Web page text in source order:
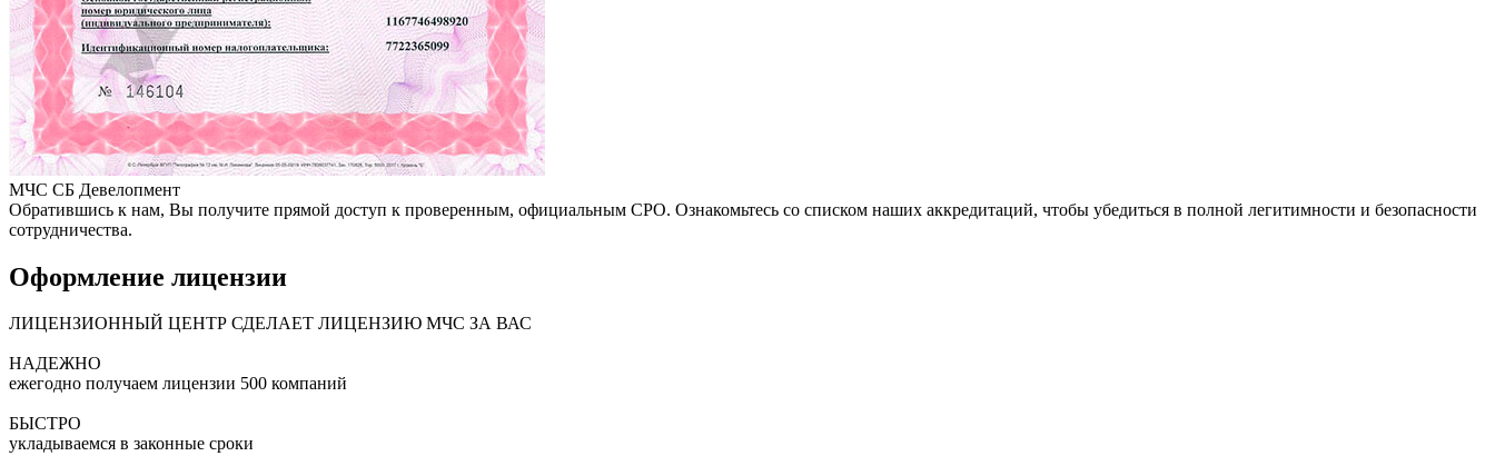
МЧС СБ Девелопмент
Обратившись к нам, Вы получите прямой доступ к проверенным, официальным СРО. Ознакомьтесь со списком наших аккредитаций, чтобы убедиться в полной легитимности и безопасности
сотрудничества.
Оформление лицензии
ЛИЦЕНЗИОННЫЙ ЦЕНТР СДЕЛАЕТ ЛИЦЕНЗИЮ МЧС ЗА ВАС
НАДЕЖНО
ежегодно получаем лицензии 500 компаний
БЫСТРО
укладываемся в законные сроки